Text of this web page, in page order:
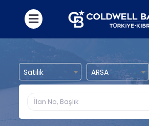
Satılık ARSA